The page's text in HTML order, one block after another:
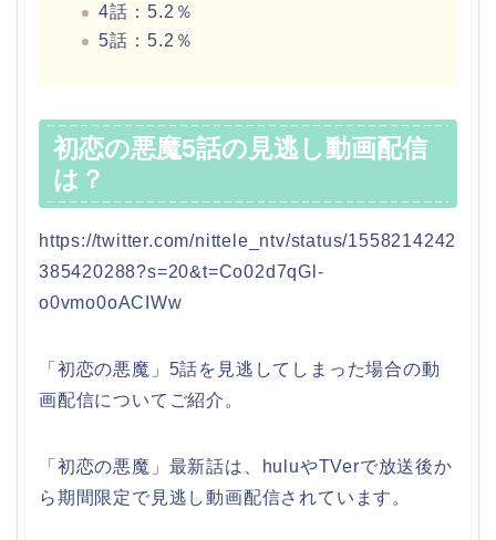
4話：5.2％
5話：5.2％
初恋の悪魔5話の見逃し動画配信
は？
https://twitter.com/nittele_ntv/status/1558214242
385420288?s=20&t=Co02d7qGl-
o0vmo0oACIWw
「初恋の悪魔」5話を見逃してしまった場合の動
画配信についてご紹介。
「初恋の悪魔」最新話は、huluやTVerで放送後か
ら期間限定で見逃し動画配信されています。